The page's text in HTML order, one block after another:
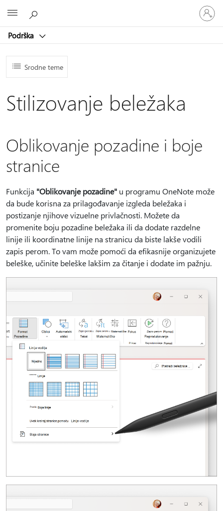
Podrška
Prijavite
se
na
Srodne teme
Stilizovanje beležaka
Oblikovanje pozadine i boje
stranice
Funkcija "Oblikovanje pozadine" u programu OneNote može
da bude korisna za prilagođavanje izgleda beležaka i
postizanje njihove vizuelne privlačnosti. Možete da
promenite boju pozadine beležaka ili da dodate razdelne
linije ili koordinatne linije na stranicu da biste lakše vodili
zapis perom. To vam može pomoći da efikasnije organizujete
beleške, učinite beleške lakšim za čitanje i dodate im pažnju.